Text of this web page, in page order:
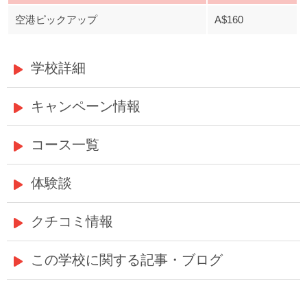
空港ピックアップ A$160
学校詳細
キャンペーン情報
コース一覧
体験談
クチコミ情報
この学校に関する記事・ブログ